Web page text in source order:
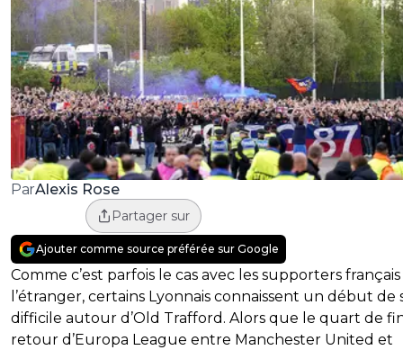
ParAlexis Rose
Partager sur
Ajouter comme source préférée sur Google
Comme c’est parfois le cas avec les supporters français
l’étranger, certains Lyonnais connaissent un début de
difficile autour d’Old Trafford. Alors que le quart de
retour d’Europa League entre Manchester United et